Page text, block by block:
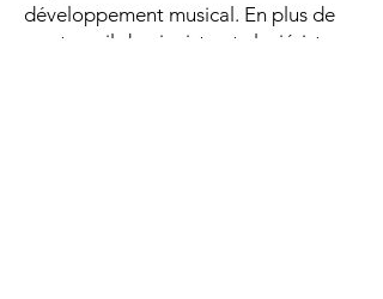
développement musical. En plus de
son travail de pianiste et claviériste,